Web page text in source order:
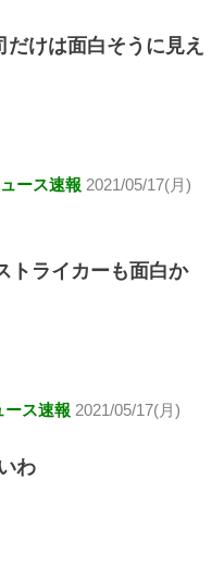
けは面白そうに見え
ース速報 2021/05/17(月)
トライカーも面白か
ース速報 2021/05/17(月)
わ